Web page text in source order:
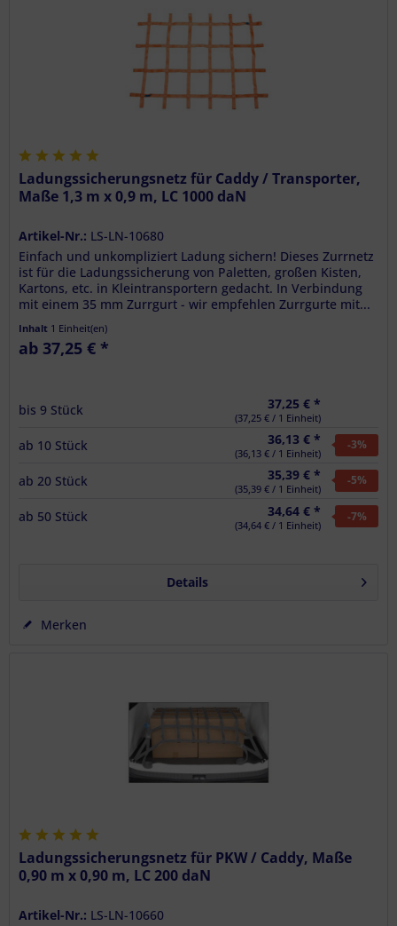
Ladungssicherungsnetz für Caddy / Transporter,
Maße 1,3 m x 0,9 m, LC 1000 daN
Artikel-Nr.: LS-LN-10680
Einfach und unkompliziert Ladung sichern! Dieses Zurrnetz
ist für die Ladungssicherung von Paletten, großen Kisten,
Kartons, etc. in Kleintransportern gedacht. In Verbindung
mit einem 35 mm Zurrgurt - wir empfehlen Zurrgurte mit...
Inhalt 1 Einheit(en)
ab 37,25 € *
bis 9 Stück 37,25 € *
(37,25 € / 1 Einheit)
ab 10 Stück 36,13 € *
(36,13 € / 1 Einheit)
-3%
ab 20 Stück 35,39 € *
(35,39 € / 1 Einheit)
-5%
ab 50 Stück 34,64 € *
(34,64 € / 1 Einheit)
-7%
Details
Merken
Ladungssicherungsnetz für PKW / Caddy, Maße
0,90 m x 0,90 m, LC 200 daN
Artikel-Nr.: LS-LN-10660